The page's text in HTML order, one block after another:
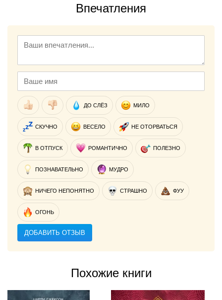
Впечатления
ДО СЛЁЗ МИЛО
СКУЧНО ВЕСЕЛО НЕ ОТОРВАТЬСЯ
В ОТПУСК РОМАНТИЧНО ПОЛЕЗНО
ПОЗНАВАТЕЛЬНО МУДРО
НИЧЕГО НЕПОНЯТНО СТРАШНО ФУУ
ОГОНЬ
ДОБАВИТЬ ОТЗЫВ
Похожие книги